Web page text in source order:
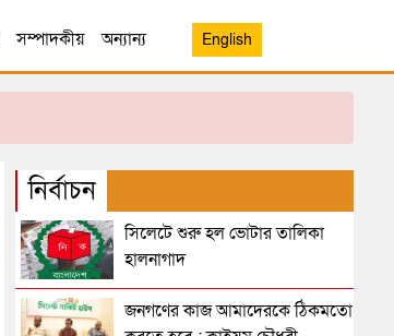
সম্পাদকীয় অন্যান্য English
নির্বাচন
সিলেটে শুরু হল ভোটার তালিকা
হালনাগাদ
জনগণের কাজ আমাদেরকে ঠিকমতো